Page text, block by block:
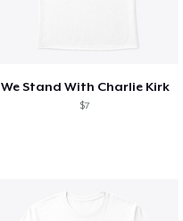
We Stand With Charlie Kirk
$7